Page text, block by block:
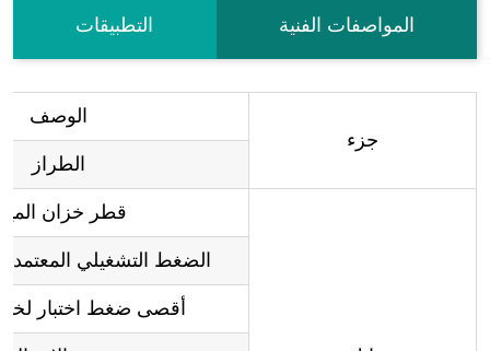
المواصفات الفنية التطبيقات
جزء
الوصف
الطراز
قطر خزان
الضغط التشغيلي المعتمد
أقصى ضغط اختبار